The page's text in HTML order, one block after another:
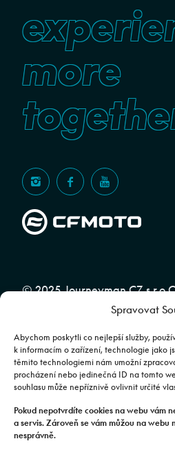
Spravovat
Abychom poskytli co nejlepší služby,
k informacím o zařízení, technologie jako
těmito technologiemi nám umožní
procházení nebo jedinečná ID na tomto
souhlasu může nepříznivě ovlivnit určité
Pokud nepotvrdíte cookies na webu vám
a servis. Zároveň se vám můžou na webu
nesprávně.
more
© 2025 Journeyman CZ s.r.o
značky CFMOTO pro ČR a SR
Team
Fotografie mají pouze ilustrativní
kombinace apod. se mohou lišit. Pro
prodejce. | Veškeré zobrazené
charakter a nejsou nabídkou ve smyslu
zákona č. 89/2012 Sb., občanského